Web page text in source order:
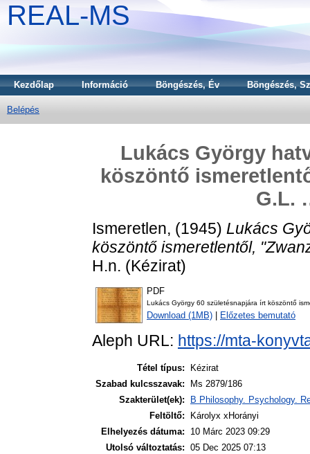
REAL-MS
Kezdőlap Információ Böngészés, Év Böngészés,
Belépés
Lukács György
köszöntő
G.L.
Ismeretlen, (1945) Lukács
köszöntő ismeretlentől,
H.n. (Kézirat)
PDF
Lukács György 60 születésnapjára írt köszöntő
Download (1MB) Előzetes bemutató
Aleph URL: https://mta-
Tétel típus:
Kézirat
Szabad kulcsszavak:
Ms 2879/186
Szakterület(ek):
B Philosophy. Psychology.
Feltöltő:
Károlyx xHorányi
Elhelyezés dátuma:
10 Márc 2023 09:29
Utolsó változtatás: 05 Dec 2025 07:13